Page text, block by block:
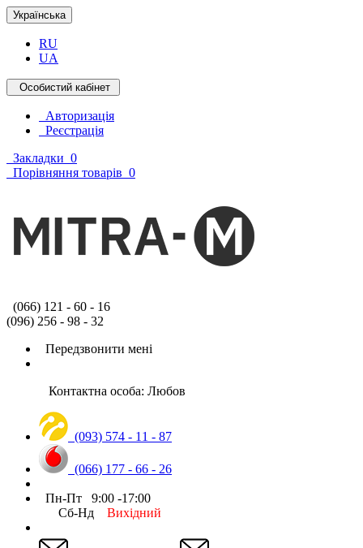
Українська
RU
UA
Особистий кабінет
Авторизація
Реєстрація
Закладки 0
Порівняння товарів 0
(066) 121 - 60 - 16
(096) 256 - 98 - 32
Передзвонити мені
Контактна особа: Любов
(093) 574 - 11 - 87
(066) 177 - 66 - 26
Пн-Пт 9:00 -17:00
Сб-Нд Вихідний